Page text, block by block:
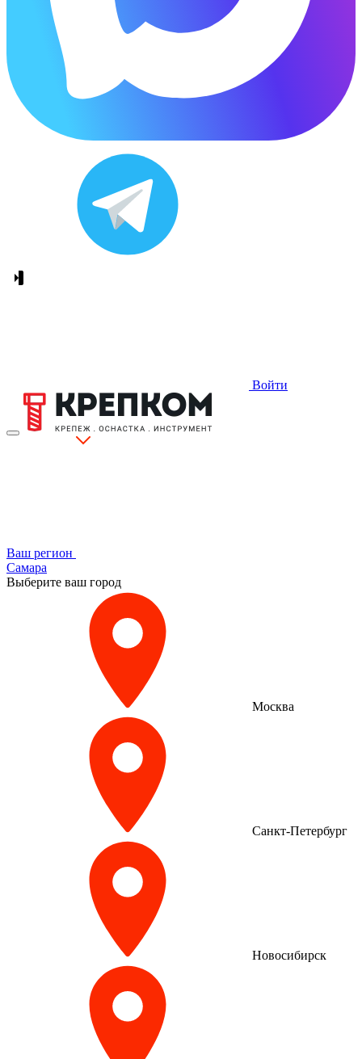
Войти
Ваш регион
Самара
Выберите ваш город
Москва
Санкт-Петербург
Новосибирск